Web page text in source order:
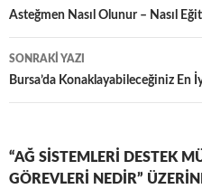
dolaşımı
Asteğmen Nasıl Olunur – Nasıl
SONRAKI YAZI
Bursa’da Konaklayabileceğiniz En
“AĞ SISTEMLERI DESTEK
GÖREVLERI NEDIR”